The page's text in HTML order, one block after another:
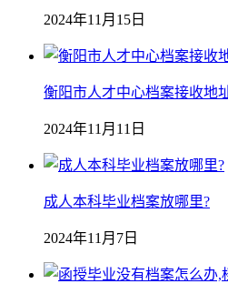
2024年11月15日
衡阳市人才中心档案接收地
2024年11月11日
成人本科毕业档案放哪里?
2024年11月7日